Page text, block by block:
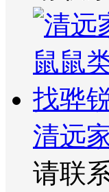
清远
请联